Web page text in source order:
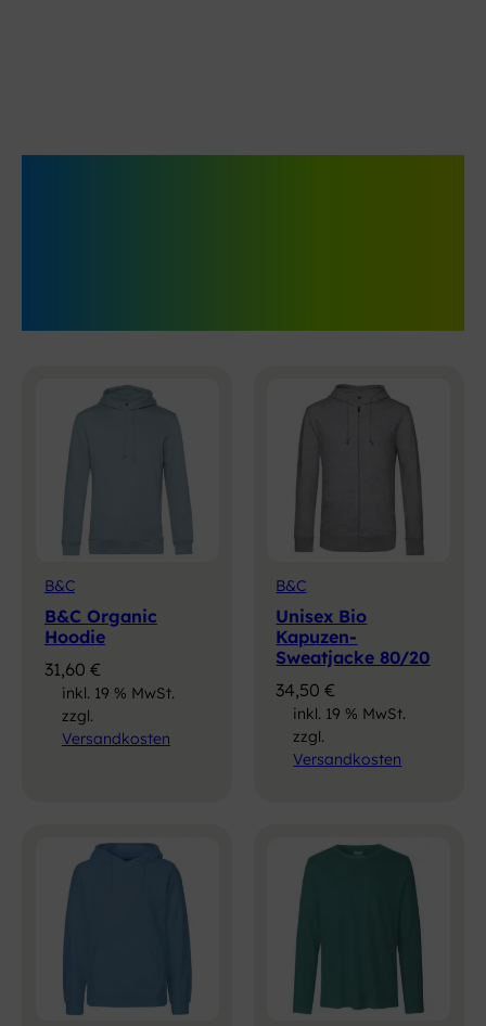
B&C
B&C Organic
Hoodie
31,60 €
inkl. 19 % MwSt.
zzgl.
Versandkosten
B&C
Unisex Bio
Kapuzen-
Sweatjacke 80/20
34,50€
inkl. 19 % MwSt.
zzgl.
Versandkosten